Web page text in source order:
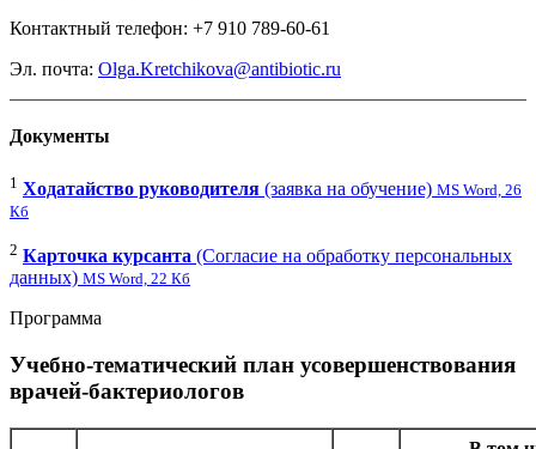
Контактный телефон: +7 910 789-60-61
Эл. почта: Olga.Kretchikova@antibiotic.ru
Документы
1 Ходатайство руководителя (заявка на обучение) MS Word, 26
Кб
2 Карточка курсанта (Согласие на обработку персональных
данных) MS Word, 22 Кб
Программа
Учебно-тематический план усовершенствования
врачей-бактериологов